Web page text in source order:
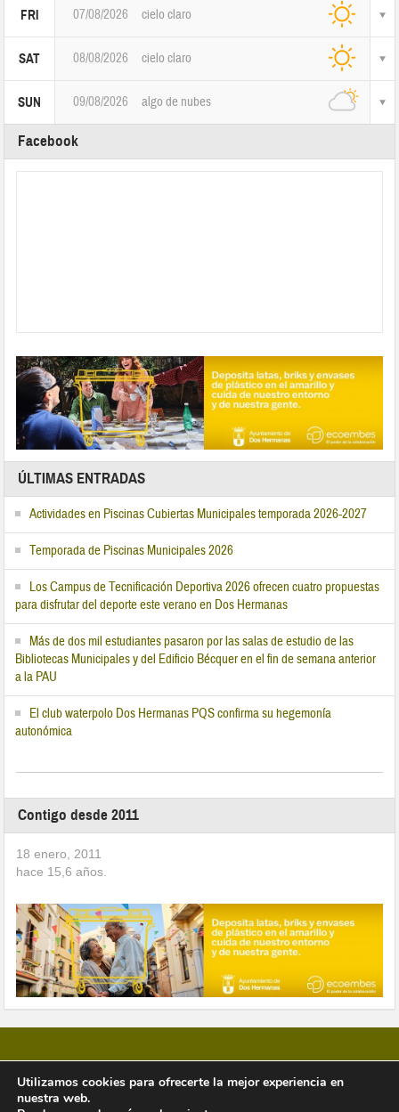
FRI 07/08/2026 cielo claro
SAT 08/08/2026 cielo claro
SUN 09/08/2026 algo de nubes
Facebook
ÚLTIMAS ENTRADAS
Actividades en Piscinas Cubiertas Municipales temporada 2026-2027
Temporada de Piscinas Municipales 2026
Los Campus de Tecnificación Deportiva 2026 ofrecen cuatro propuestas
para disfrutar del deporte este verano en Dos Hermanas
Más de dos mil estudiantes pasaron por las salas de estudio de las
Bibliotecas Municipales y del Edificio Bécquer en el fin de semana anterior
a la PAU
El club waterpolo Dos Hermanas PQS confirma su hegemonía
autonómica
Contigo desde 2011
18 enero, 2011
hace 15,6 años.
Copyright © 2026 Vivir en Montequinto Periódico Digital
Utilizamos cookies para ofrecerte la mejor experiencia en
nuestra web.